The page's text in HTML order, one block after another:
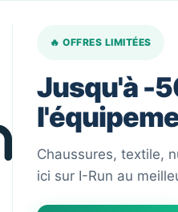
🔥 OFFRES LIMITÉES
Jusqu'à -
Chaussures, textile,
ici sur I-Run au